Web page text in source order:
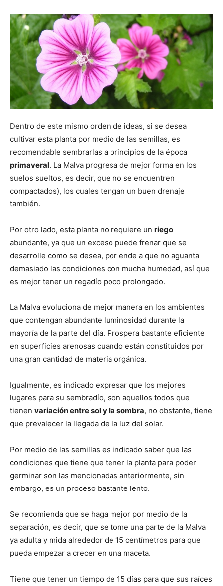
Dentro de este mismo orden de ideas, si se desea
cultivar esta planta por medio de las semillas, es
recomendable sembrarlas a principios de la época
primaveral. La Malva progresa de mejor forma en los
suelos sueltos, es decir, que no se encuentren
compactados), los cuales tengan un buen drenaje
también.
Por otro lado, esta planta no requiere un riego
abundante, ya que un exceso puede frenar que se
desarrolle como se desea, por ende a que no aguanta
demasiado las condiciones con mucha humedad, así que
es mejor tener un regadío poco prolongado.
La Malva evoluciona de mejor manera en los ambientes
que contengan abundante luminosidad durante la
mayoría de la parte del día. Prospera bastante eficiente
en superficies arenosas cuando están constituidos por
una gran cantidad de materia orgánica.
Igualmente, es indicado expresar que los mejores
lugares para su sembradío, son aquellos todos que
tienen variación entre sol y la sombra, no obstante, tiene
que prevalecer la llegada de la luz del solar.
Por medio de las semillas es indicado saber que las
condiciones que tiene que tener la planta para poder
germinar son las mencionadas anteriormente, sin
embargo, es un proceso bastante lento.
Se recomienda que se haga mejor por medio de la
separación, es decir, que se tome una parte de la Malva
ya adulta y mida alrededor de 15 centímetros para que
pueda empezar a crecer en una maceta.
Tiene que tener un tiempo de 15 días para que sus raíces